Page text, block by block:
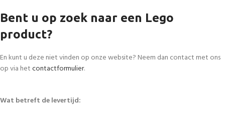
Bent u op zoek naar een Lego
product?
En kunt u deze niet vinden op onze website? Neem dan contact met ons
op via hetcontactformulier.
Wat betreft de levertijd: